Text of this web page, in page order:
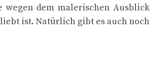
wegen dem malerischen Ausblick
ist. Natürlich gibt es auch noch